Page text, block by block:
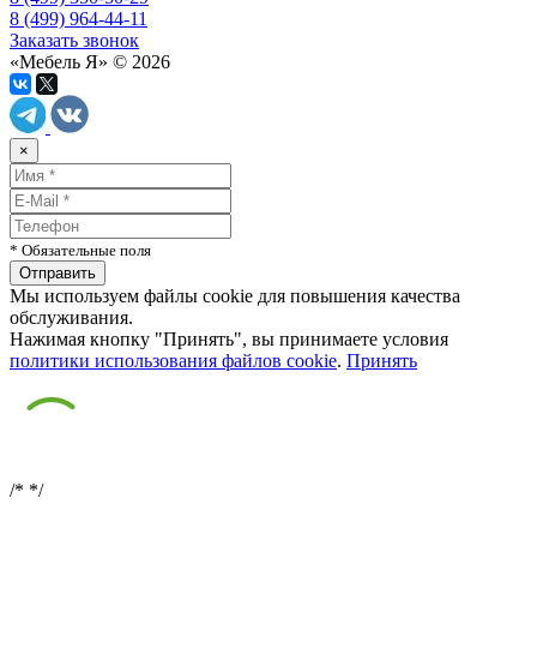
8 (499) 964-44-11
Заказать звонок
«Мебель Я» © 2026
×
* Обязательные поля
Мы используем файлы cookie для повышения качества
обслуживания.
Нажимая кнопку "Принять", вы принимаете условия
политики использования файлов cookie. Принять
/* */